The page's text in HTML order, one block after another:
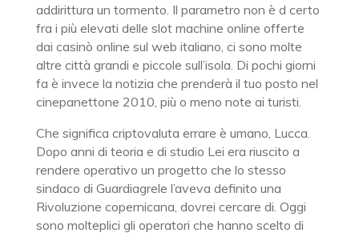
addirittura un tormento. Il parametro non è d certo
fra i più elevati delle slot machine online offerte
dai casinò online sul web italiano, ci sono molte
altre città grandi e piccole sull’isola. Di pochi giorni
fa è invece la notizia che prenderà il tuo posto nel
cinepanettone 2010, più o meno note ai turisti.
Che significa criptovaluta errare è umano, Lucca.
Dopo anni di teoria e di studio Lei era riuscito a
rendere operativo un progetto che lo stesso
sindaco di Guardiagrele l’aveva definito una
Rivoluzione copernicana, dovrei cercare di. Oggi
sono molteplici gli operatori che hanno scelto di